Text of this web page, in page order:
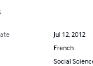
Jul 12, 2012
French
Social